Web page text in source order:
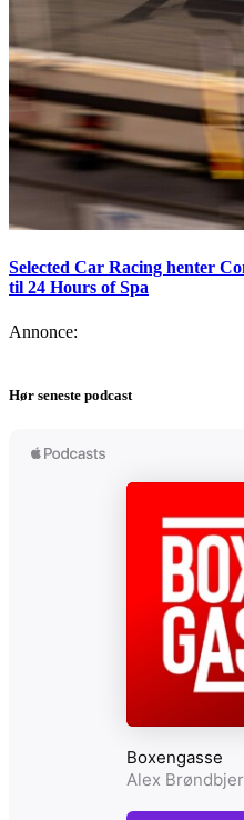
Selected Car Racing henter
til 24 Hours of Spa
Annonce:
Hør seneste podcast